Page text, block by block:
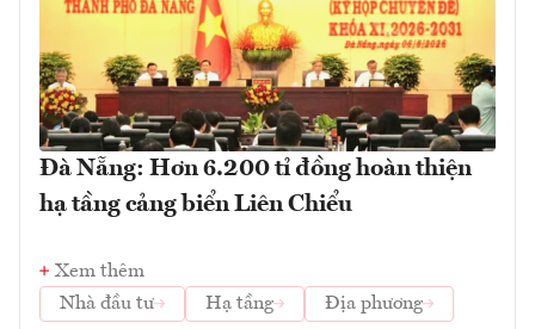
Đà Nẵng: Hơn 6.200 tỉ đồng hoàn thiện
hạ tầng cảng biển Liên Chiểu
Xem thêm
Nhà đầu tư
Hạ tầng Địa phương